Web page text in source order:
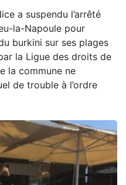
a suspendu l’arrêté
la-Napoule pour
burkini sur ses plages
la Ligue des droits de
la commune ne
de trouble à l’ordre